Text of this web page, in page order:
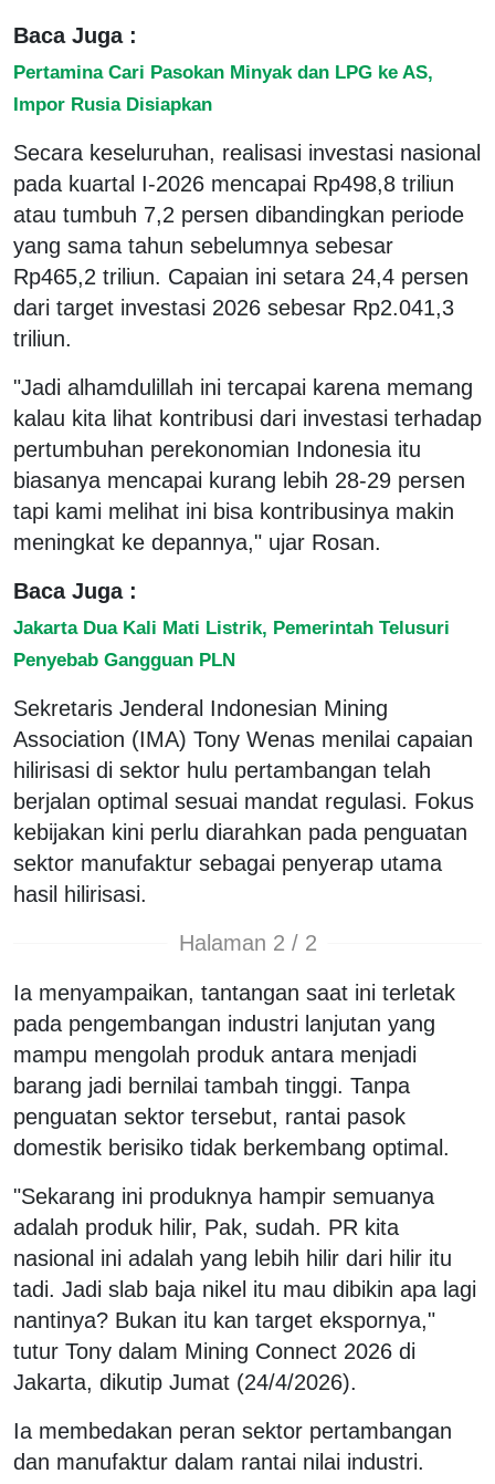
Baca Juga :
Pertamina Cari Pasokan Minyak dan LPG ke AS,
Impor Rusia Disiapkan
Secara keseluruhan, realisasi investasi nasional
pada kuartal I-2026 mencapai Rp498,8 triliun
atau tumbuh 7,2 persen dibandingkan periode
yang sama tahun sebelumnya sebesar
Rp465,2 triliun. Capaian ini setara 24,4 persen
dari target investasi 2026 sebesar Rp2.041,3
triliun.
"Jadi alhamdulillah ini tercapai karena memang
kalau kita lihat kontribusi dari investasi terhadap
pertumbuhan perekonomian Indonesia itu
biasanya mencapai kurang lebih 28-29 persen
tapi kami melihat ini bisa kontribusinya makin
meningkat ke depannya," ujar Rosan.
Baca Juga :
Jakarta Dua Kali Mati Listrik, Pemerintah Telusuri
Penyebab Gangguan PLN
Sekretaris Jenderal Indonesian Mining
Association (IMA) Tony Wenas menilai capaian
hilirisasi di sektor hulu pertambangan telah
berjalan optimal sesuai mandat regulasi. Fokus
kebijakan kini perlu diarahkan pada penguatan
sektor manufaktur sebagai penyerap utama
hasil hilirisasi.
Halaman 2 / 2
Ia menyampaikan, tantangan saat ini terletak
pada pengembangan industri lanjutan yang
mampu mengolah produk antara menjadi
barang jadi bernilai tambah tinggi. Tanpa
penguatan sektor tersebut, rantai pasok
domestik berisiko tidak berkembang optimal.
"Sekarang ini produknya hampir semuanya
adalah produk hilir, Pak, sudah. PR kita
nasional ini adalah yang lebih hilir dari hilir itu
tadi. Jadi slab baja nikel itu mau dibikin apa lagi
nantinya? Bukan itu kan target ekspornya,"
tutur Tony dalam Mining Connect 2026 di
Jakarta, dikutip Jumat (24/4/2026).
Ia membedakan peran sektor pertambangan
dan manufaktur dalam rantai nilai industri.